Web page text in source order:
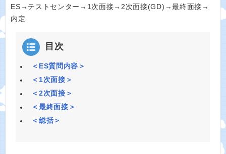
ES→テストセンター→1次面接→2次面接(GD)→最終面接→
内定
目次
＜ES質問内容＞
＜1次面接＞
＜2次面接＞
＜最終面接＞
＜総括＞